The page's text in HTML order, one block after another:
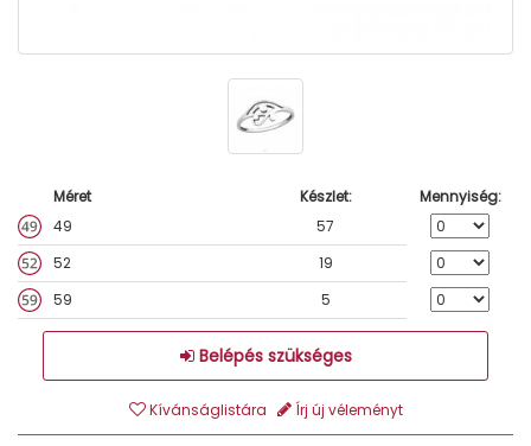
Méret Készlet:
Mennyiség:
49
57
52
19
59
5
Belépés szükséges
Kívánságlistára Írj új véleményt